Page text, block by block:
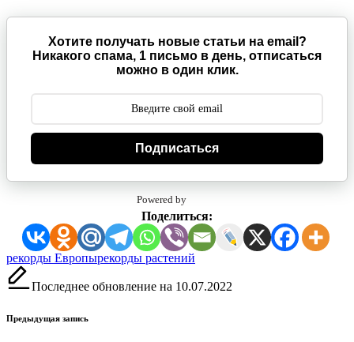
Хотите получать новые статьи на email?
Никакого спама, 1 письмо в день, отписаться
можно в один клик.
Подписаться
Powered by
Поделиться:
Метки:
рекорды Европырекорды растений
Последнее обновление на 10.07.2022
Навигация
Предыдущая запись